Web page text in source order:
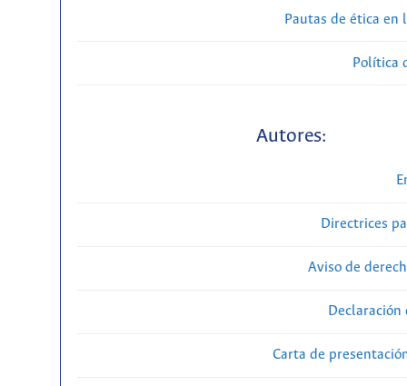
Pautas de ética en
Política
Autores:
Directrices
Aviso de
Carta de